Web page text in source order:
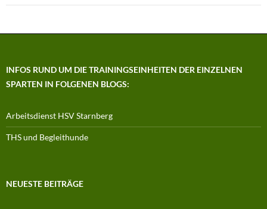
INFOS RUND UM DIE TRAININGSEINHEITEN DER EINZELNEN
SPARTEN IN FOLGENEN BLOGS:
Arbeitsdienst HSV Starnberg
THS und Begleithunde
NEUESTE BEITRÄGE